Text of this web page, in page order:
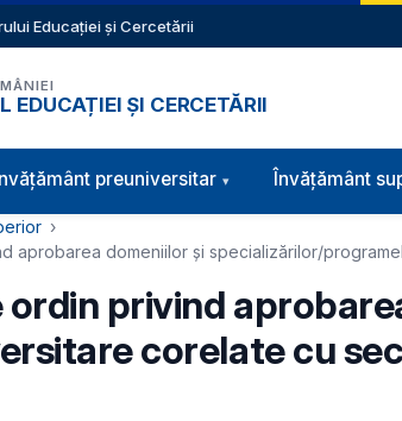
Educației și Cercetării
EDUCAȚIEI ȘI CERCETĂRII
Învăţământ preuniversitar Învățământ
aprobarea domeniilor și specializărilor/
ordin privind
corelate cu